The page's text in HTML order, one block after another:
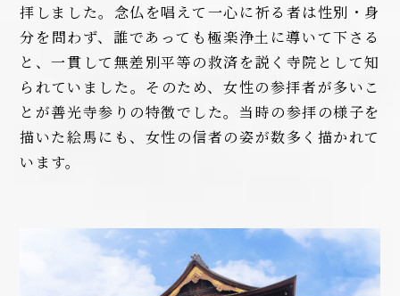
拝しました。念仏を唱えて一心に祈る者は性別・身
分を問わず、誰であっても極楽浄土に導いて下さる
と、一貫して無差別平等の救済を説く寺院として知
られていました。そのため、女性の参拝者が多いこ
とが善光寺参りの特徴でした。当時の参拝の様子を
描いた絵馬にも、女性の信者の姿が数多く描かれて
います。